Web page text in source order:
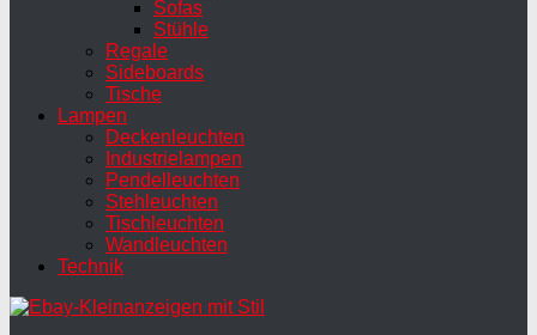
Sofas
Stühle
Regale
Sideboards
Tische
Lampen
Deckenleuchten
Industrielampen
Pendelleuchten
Stehleuchten
Tischleuchten
Wandleuchten
Technik